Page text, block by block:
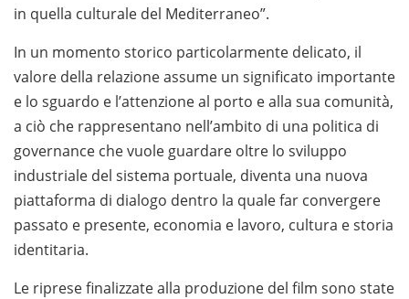
in quella culturale del Mediterraneo”.
In un momento storico particolarmente delicato, il
valore della relazione assume un significato importante
e lo sguardo e l’attenzione al porto e alla sua comunità,
a ciò che rappresentano nell’ambito di una politica di
governance che vuole guardare oltre lo sviluppo
industriale del sistema portuale, diventa una nuova
piattaforma di dialogo dentro la quale far convergere
passato e presente, economia e lavoro, cultura e storia
identitaria.
Le riprese finalizzate alla produzione del film sono state